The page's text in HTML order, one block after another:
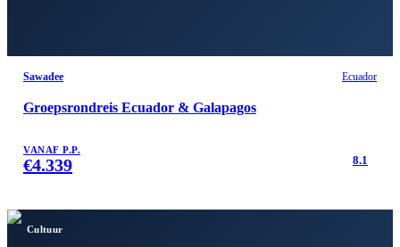
Sawadee Ecuador
Groepsrondreis Ecuador & Galapagos
VANAF P.P.
€4.339 8.1
Cultuur